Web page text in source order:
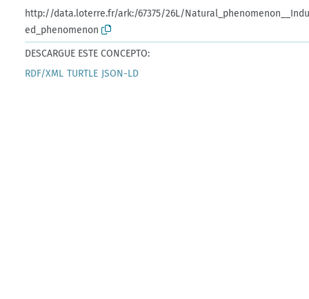
http://data.loterre.fr/ark:/67375/26L/
ed_phenomenon
DESCARGUE ESTE CONCEPTO:
RDF/XML TURTLE JSON-LD